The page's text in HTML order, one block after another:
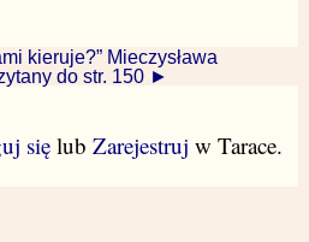
kieruje?” Mieczysława
do str. 150 ►
sięlub Zarejestruj w Tarace.